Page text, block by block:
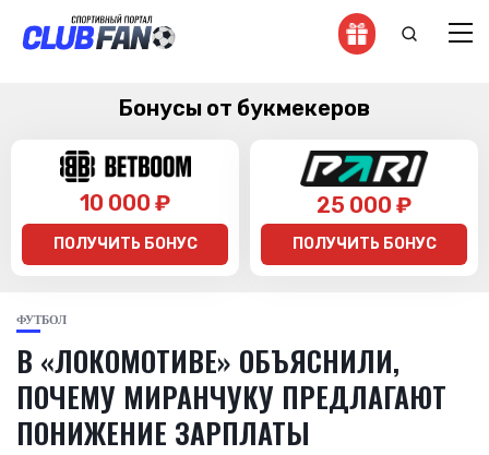
Бонусы от букмекеров
10 000 ₽
ПОЛУЧИТЬ БОНУС
25 000 ₽
ПОЛУЧИТЬ БОНУС
ФУТБОЛ
В «ЛОКОМОТИВЕ» ОБЪЯСНИЛИ,
ПОЧЕМУ МИРАНЧУКУ ПРЕДЛАГАЮТ
ПОНИЖЕНИЕ ЗАРПЛАТЫ